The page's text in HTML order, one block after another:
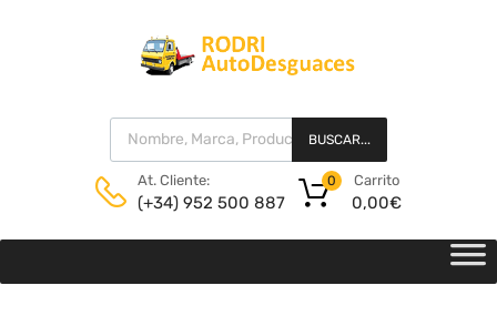
BUSCAR...
At. Cliente:
(+34) 952 500 887
Carrito
0,00€
0